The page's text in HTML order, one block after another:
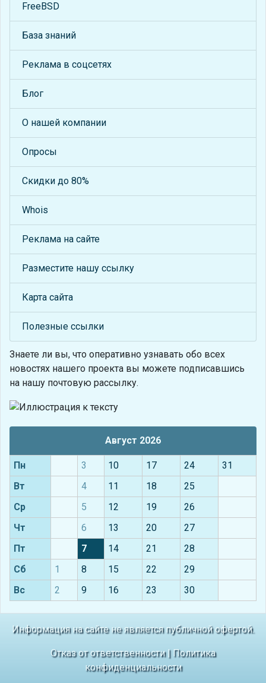
FreeBSD
База знаний
Реклама в соцсетях
Блог
О нашей компании
Опросы
Скидки до 80%
Whois
Реклама на сайте
Разместите нашу ссылку
Карта сайта
Полезные ссылки
Знаете ли вы, что оперативно узнавать обо всех
новостях нашего проекта вы можете подписавшись
на нашу почтовую рассылку.
Август 2026
Пн 3 10 17 24
31
Вт
4 11 18
25
Ср
5 12 19
26
Чт
6 13 20
27
Пт
7 14 21
28
Сб
1 8 15 22
29
Вс
2 9 16 23 30
Информация на сайте не является публичной офертой.
Отказ от ответственности| Политика
конфиденциальности